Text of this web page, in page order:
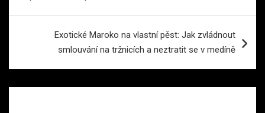
Exotické Maroko na vlastní pěst: Jak zvládnout
smlouvání na tržnicích a neztratit se v medíně